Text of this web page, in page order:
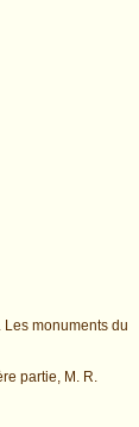
monuments du
partie, M. R.